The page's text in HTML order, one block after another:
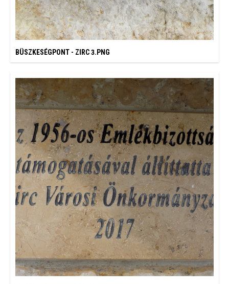
BÜSZKESÉGPONT - ZIRC 3.PNG